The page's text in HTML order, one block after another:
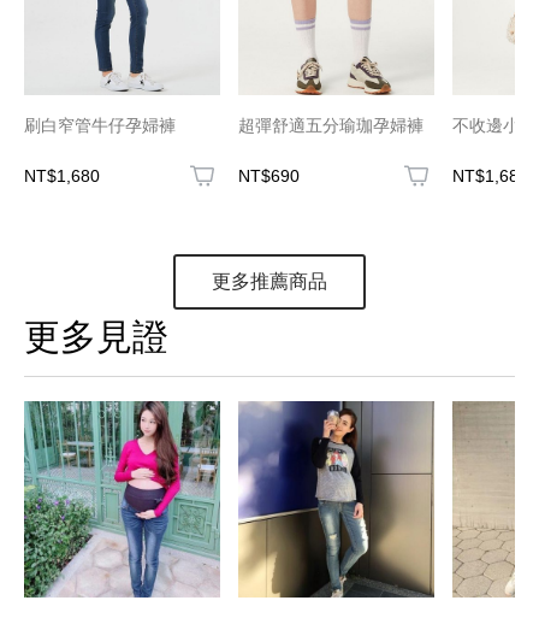
刷白窄管牛仔孕婦褲
NT$1,680
超彈舒適五分瑜珈孕婦褲
NT$690
不收邊小
NT$1,680
更多推薦商品
更多見證